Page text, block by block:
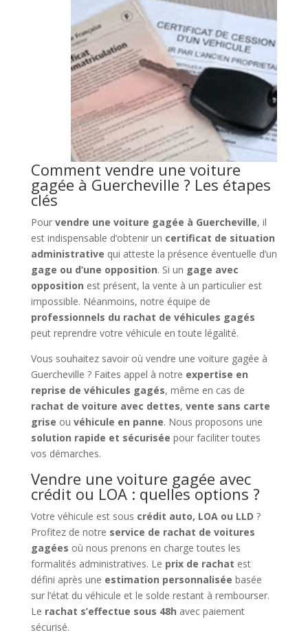
Comment vendre une voiture
gagée à Guercheville ? Les étapes
clés
Pour vendre une voiture gagée à Guercheville, il
est indispensable d’obtenir un certificat de situation
administrative qui atteste la présence éventuelle d’un
gage ou d’une opposition. Si un gage avec
opposition est présent, la vente à un particulier est
impossible. Néanmoins, notre équipe de
professionnels du rachat de véhicules gagés
peut reprendre votre véhicule en toute légalité.
Vous souhaitez savoir où vendre une voiture gagée à
Guercheville ? Faites appel à notre expertise en
reprise de véhicules gagés, même en cas de
rachat de voiture avec dettes, vente sans carte
grise ou véhicule en panne. Nous proposons une
solution rapide et sécurisée pour faciliter toutes
vos démarches.
Vendre une voiture gagée avec
crédit ou LOA : quelles options ?
Votre véhicule est sous crédit auto, LOA ou LLD ?
Profitez de notre service de rachat de voitures
gagées où nous prenons en charge toutes les
formalités administratives. Le prix de rachat est
défini après une estimation personnalisée basée
sur l’état du véhicule et le solde restant à rembourser.
Le rachat s’effectue sous 48h avec paiement
sécurisé.